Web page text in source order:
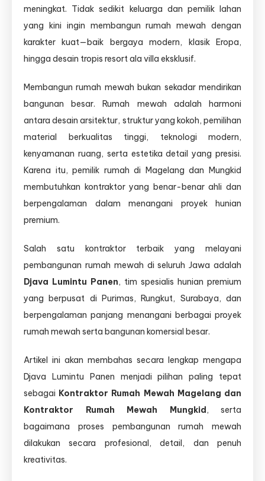
meningkat. Tidak sedikit keluarga dan pemilik lahan
yang kini ingin membangun rumah mewah dengan
karakter kuat—baik bergaya modern, klasik Eropa,
hingga desain tropis resort ala villa eksklusif.
Membangun rumah mewah bukan sekadar mendirikan
bangunan besar. Rumah mewah adalah harmoni
antara desain arsitektur, struktur yang kokoh, pemilihan
material berkualitas tinggi, teknologi modern,
kenyamanan ruang, serta estetika detail yang presisi.
Karena itu, pemilik rumah di Magelang dan Mungkid
membutuhkan kontraktor yang benar-benar ahli dan
berpengalaman dalam menangani proyek hunian
premium.
Salah satu kontraktor terbaik yang melayani
pembangunan rumah mewah di seluruh Jawa adalah
Djava Lumintu Panen, tim spesialis hunian premium
yang berpusat di Purimas, Rungkut, Surabaya, dan
berpengalaman panjang menangani berbagai proyek
rumah mewah serta bangunan komersial besar.
Artikel ini akan membahas secara lengkap mengapa
Djava Lumintu Panen menjadi pilihan paling tepat
sebagai Kontraktor Rumah Mewah Magelang dan
Kontraktor Rumah Mewah Mungkid, serta
bagaimana proses pembangunan rumah mewah
dilakukan secara profesional, detail, dan penuh
kreativitas.